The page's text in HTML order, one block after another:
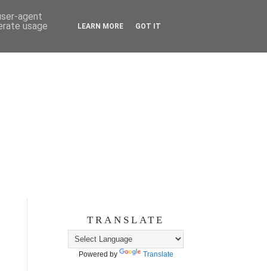
TRANSLATE
Powered by Translate
agent
usage
LEARN MORE GOT IT